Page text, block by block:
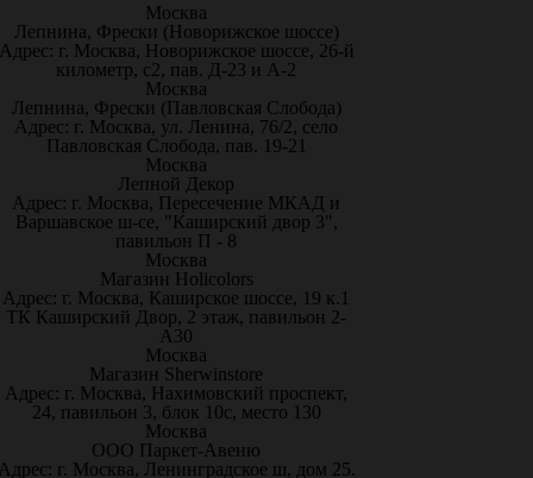
Москва
Лепнина, Фрески (Новорижское шоссе)
г. Москва, Новорижское шоссе, 26-й
километр, с2, пав. Д-23 и А-2
Москва
Лепнина, Фрески (Павловская Слобода)
Адрес: г. Москва, ул. Ленина, 76/2, село
Павловская Слобода, пав. 19-21
Москва
Лепной Декор
Адрес: г. Москва, Пересечение МКАД и
Варшавское ш-се, "Каширский двор 3",
павильон П - 8
Москва
Магазин Holicolors
Адрес: г. Москва, Каширское шоссе, 19 к.1
ТК Каширский Двор, 2 этаж, павильон 2-
А30
Москва
Магазин Sherwinstore
Адрес: г. Москва, Нахимовский проспект,
24, павильон 3, блок 10с, место 130
Москва
ООО Паркет-Авeню
г. Москва, Ленинградское ш, дом 25.